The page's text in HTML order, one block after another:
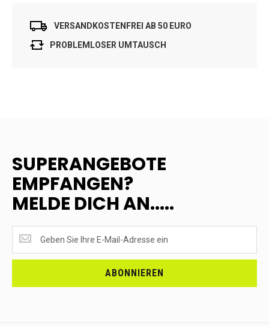
VERSANDKOSTENFREI AB 50 EURO
PROBLEMLOSER UMTAUSCH
SUPERANGEBOTE
EMPFANGEN?
MELDE DICH AN.....
EMPFANGEN?
<br>MELDE
ABONNIEREN